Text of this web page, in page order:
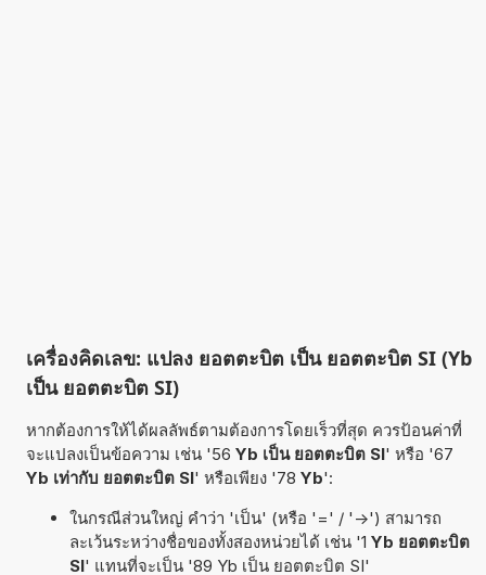
เครื่องคิดเลข: แปลง ยอตตะบิต เป็น ยอตตะบิต SI (Yb
เป็น ยอตตะบิต SI)
หากต้องการให้ได้ผลลัพธ์ตามต้องการโดยเร็วที่สุด ควรป้อนค่าที่
จะแปลงเป็นข้อความ เช่น '56 Yb เป็น ยอตตะบิต SI' หรือ '67
Yb เท่ากับ ยอตตะบิต SI' หรือเพียง '78 Yb':
ในกรณีส่วนใหญ่ คำว่า 'เป็น' (หรือ '=' / '->') สามารถ
ละเว้นระหว่างชื่อของทั้งสองหน่วยได้ เช่น '1 Yb ยอตตะบิต
SI' แทนที่จะเป็น '89 Yb เป็น ยอตตะบิต SI'